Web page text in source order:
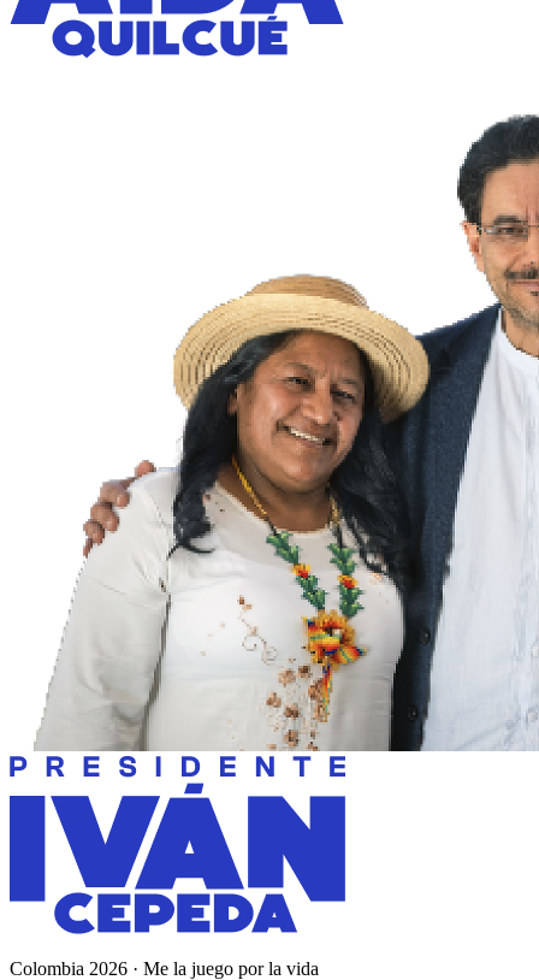
Colombia 2026 · Me la juego por la vida